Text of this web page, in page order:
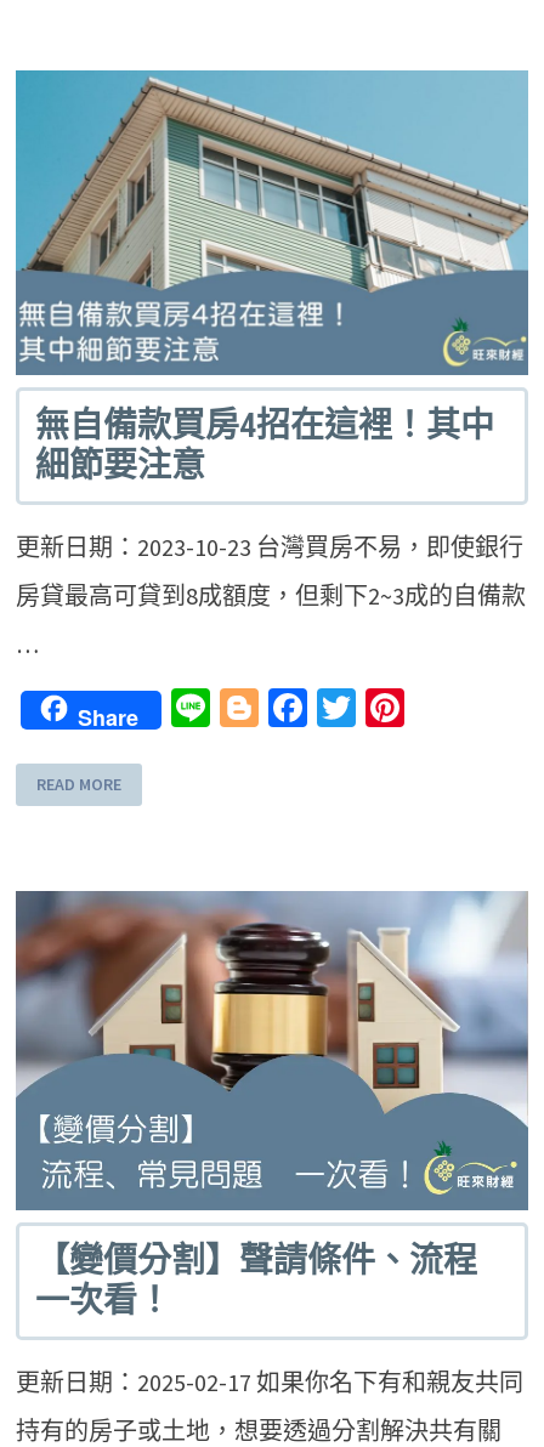
無自備款買房4招在這裡！其中
細節要注意
更新日期：2023-10-23 台灣買房不易，即使銀行
房貸最高可貸到8成額度，但剩下2~3成的自備款
…
Share LineBlogger
Facebook
Twitter
READ MORE
【變價分割】聲請條件、流程
一次看！
更新日期：2025-02-17 如果你名下有和親友共同
持有的房子或土地，想要透過分割解決共有關